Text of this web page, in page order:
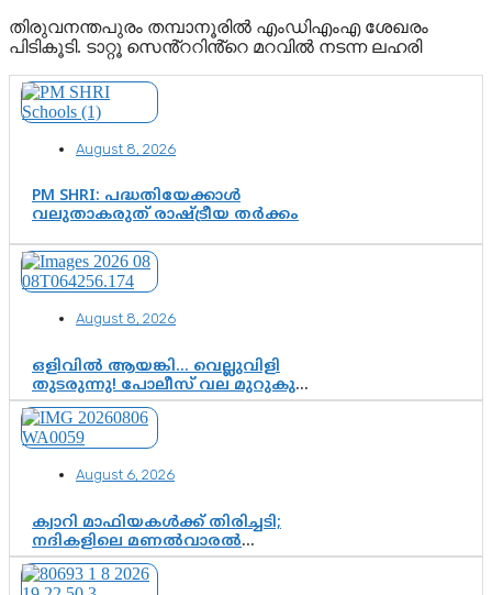
തിരുവനന്തപുരം തമ്പാനൂരിൽ എംഡിഎംഎ ശേഖരം
പിടികൂടി. ടാറ്റൂ സെൻ്ററിൻ്റെ മറവിൽ നടന്ന ലഹരി
August 8, 2026
PM SHRI: പദ്ധതിയേക്കാൾ
വലുതാകരുത് രാഷ്ട്രീയ തർക്കം
August 8, 2026
ഒളിവിൽ ആയങ്കി… വെല്ലുവിളി
തുടരുന്നു! പോലീസ് വല മുറുകുന്നു;
പിടികൂടാൻ SIT രംഗത്ത്. ഇനി ചോദ്യം
ആയങ്കി എവിടെ എന്നത് മാത്രം അല്ല
—ആയങ്കി കസ്റ്റഡിയിലായാൽ
വിവരങ്ങൾ?”
August 6, 2026
ക്വാറി മാഫിയകൾക്ക് തിരിച്ചടി;
നദികളിലെ മണൽവാരൽ
പുനരാരംഭിക്കാൻ വി.ഡി. സർക്കാർ
തീരുമാനം